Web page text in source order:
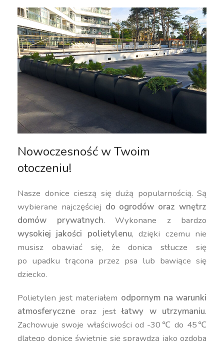
Nowoczesność w Twoim
otoczeniu!
Nasze donice cieszą się dużą popularnością. Są
wybierane najczęściej do ogrodów oraz wnętrz
domów prywatnych. Wykonane z bardzo
wysokiej jakości polietylenu, dzięki czemu nie
musisz obawiać się, że donica stłucze się
po upadku trącona przez psa lub bawiące się
dziecko.
Polietylen jest materiałem odpornym na warunki
atmosferyczne oraz jestłatwy w utrzymaniu.
Zachowuje swoje właściwości od -30℃ do 45℃
dlatego donice świetnie się sprawdzą jako ozdoba